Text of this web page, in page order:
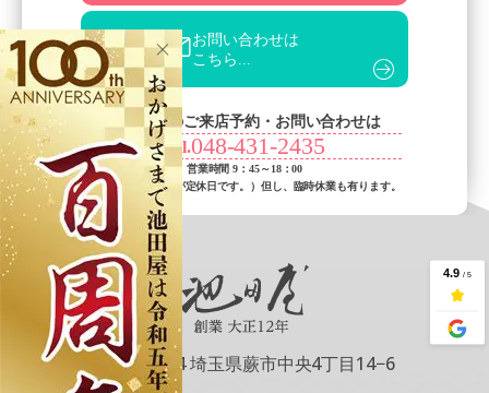
お問い合わせは
こちら...
お電話でのご来店予約・お問い合わせは
Tel.048-431-2435
営業時間 9：45～18：00
（火曜日・水曜日が定休日です。） 但し、臨時休業も有ります。
〒335-0004 埼玉県蕨市中央4丁目14−6